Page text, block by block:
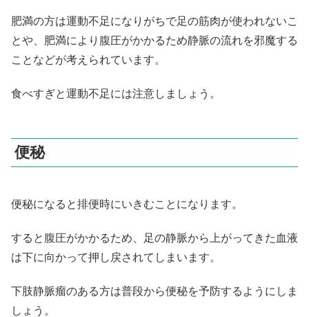
肥満の方は運動不足になりがちで足の筋肉が使われないこ
とや、肥満により腹圧がかかるため静脈の流れを邪魔する
ことなどが考えられています。
食べすぎと運動不足には注意しましょう。
便秘
便秘になると排便時にいきむことになります。
すると腹圧がかかるため、足の静脈から上がってきた血液
は下に向かって押し戻されてしまいます。
下肢静脈瘤のある方は普段から便秘を予防するようにしま
しょう。